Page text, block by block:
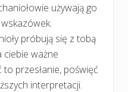
używają go
próbują się z tobą
ciebie ważne
przesłanie, poświęć
interpretacji.